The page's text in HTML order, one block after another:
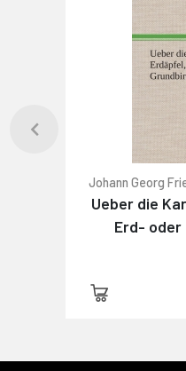
Johann Georg
Ueber die
Erd- oder